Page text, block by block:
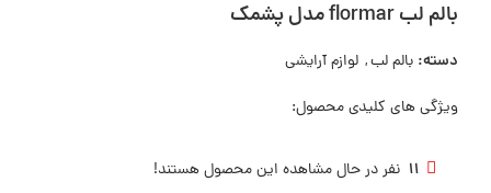
بالم لب flormar مدل پشمک
دسته: بالم لب, لوازم آرایشی
ویژگی های کلیدی محصول:
11 نفر در حال مشاهده این محصول هستند!